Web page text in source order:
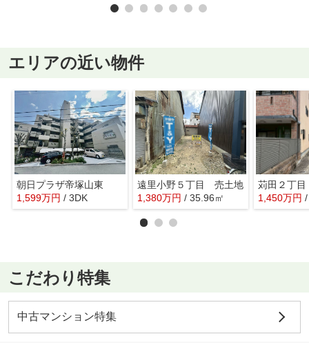
エリアの近い物件
朝日プラザ帝塚山東
1,599万円 / 3DK
遠里小野５丁目 売土地
1,380万円 / 35.96㎡
苅田２丁
1,450万円
こだわり特集
中古マンション特集